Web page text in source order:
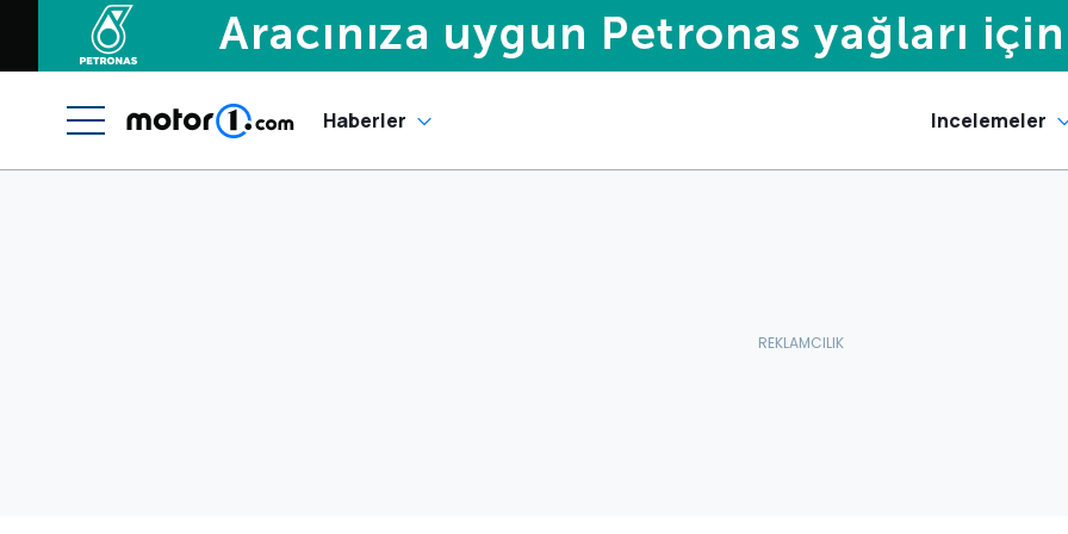
Haberler Incelemeler